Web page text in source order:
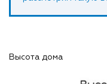
Высота дома